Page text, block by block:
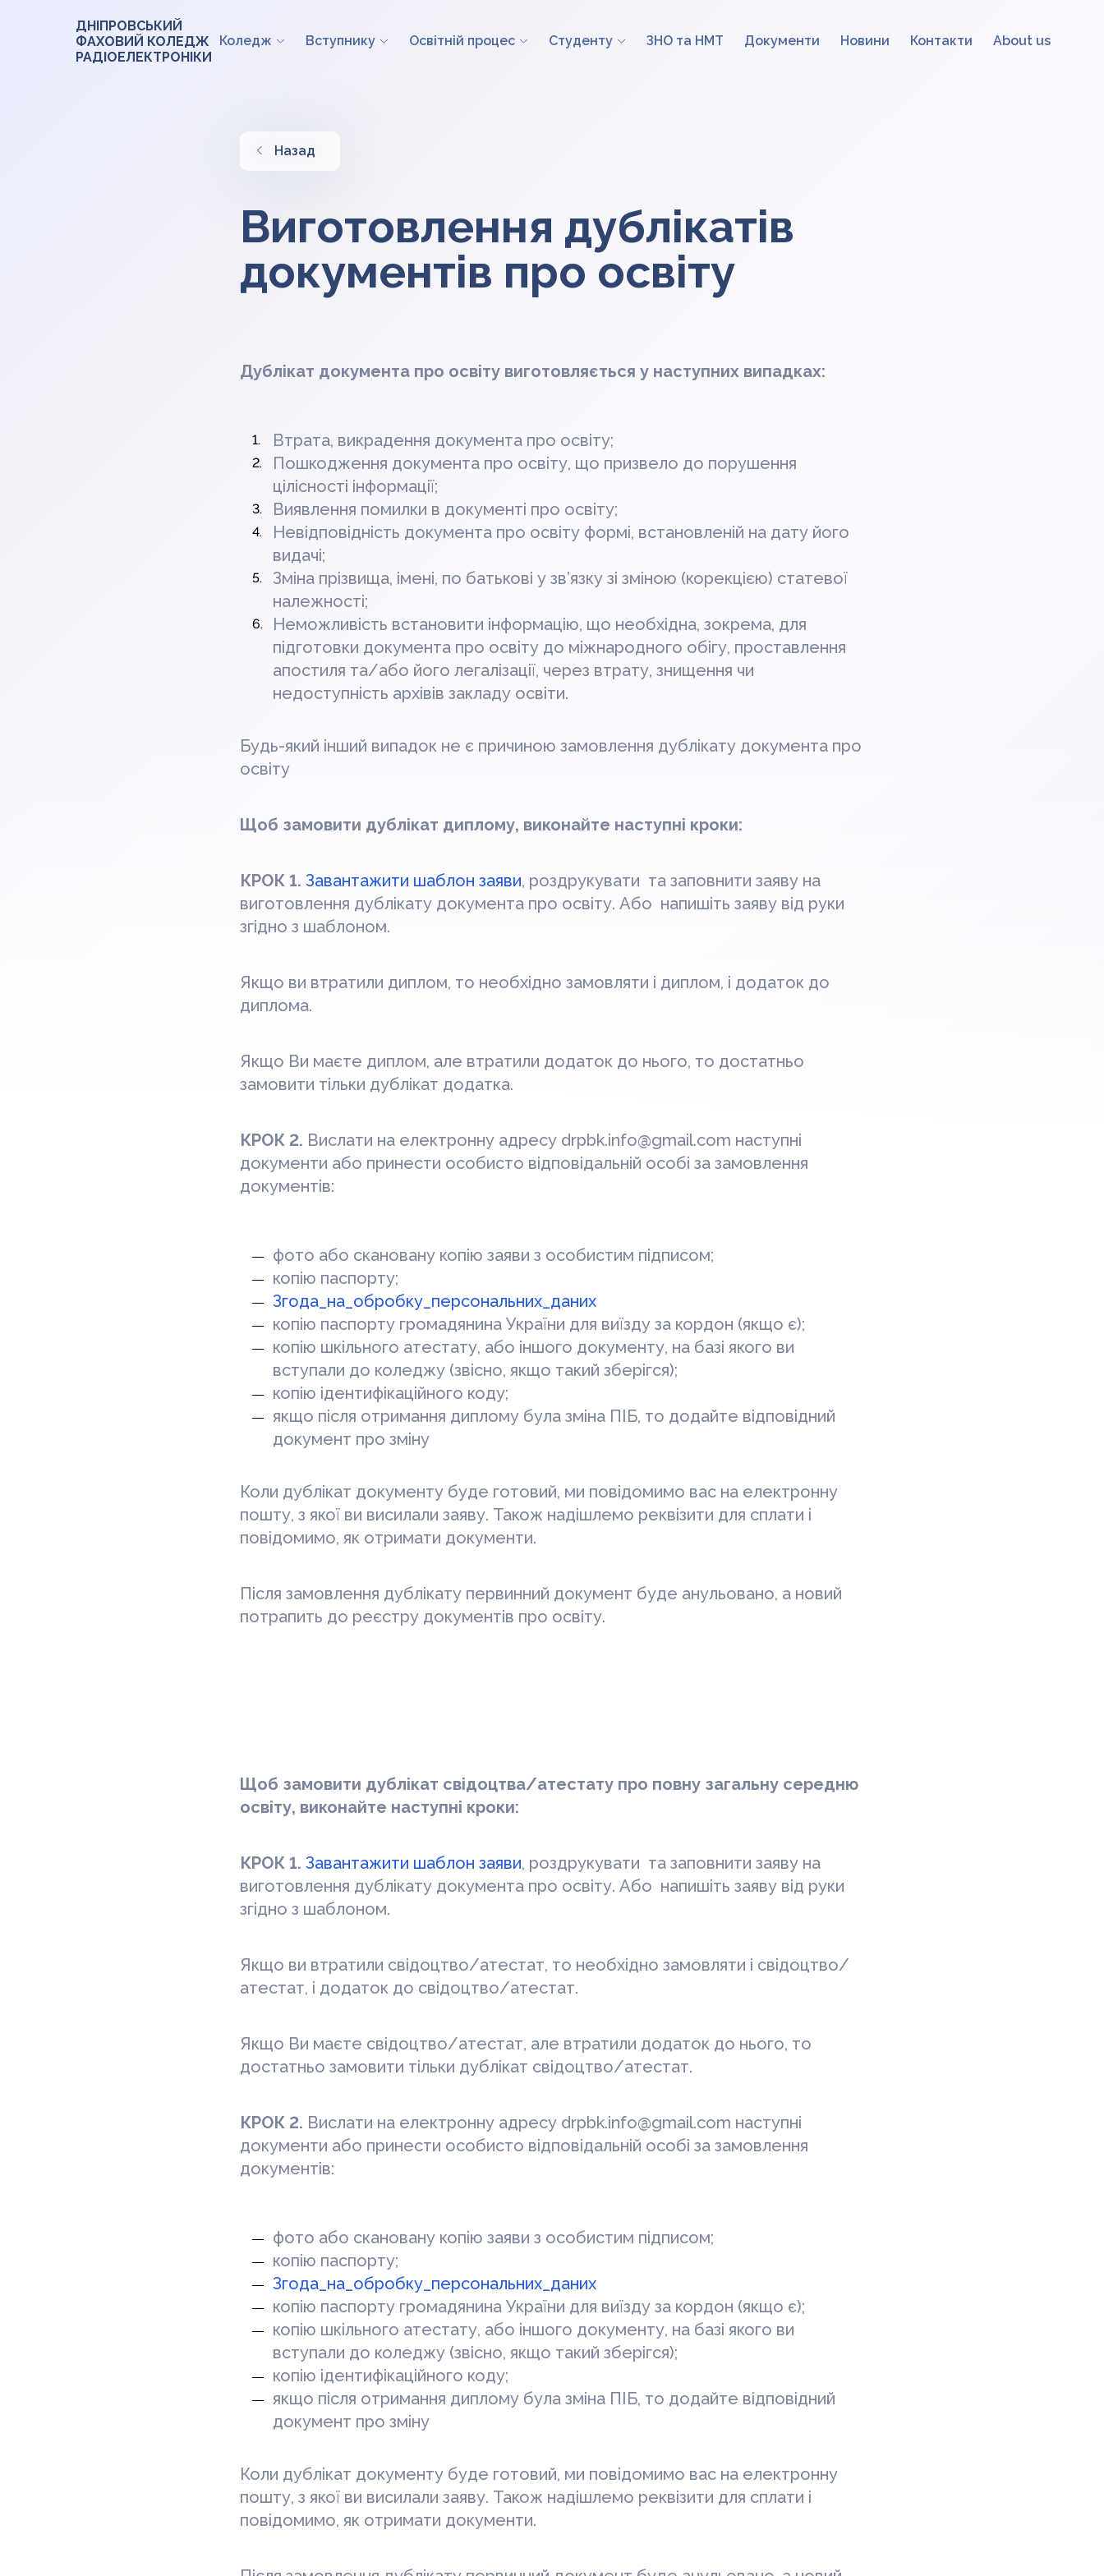
ДНІПРОВСЬКИЙ
ФАХОВИЙ КОЛЕДЖ
РАДІОЕЛЕКТРОНІКИ
Коледж Вступнику Освітній процес Студенту ЗНО та НМТ Документи Новини Контакти About us
Назад
Виготовлення дублікатів
документів про освіту
Дублікат документа про освіту виготовляється у наступних випадках:
Втрата, викрадення документа про освіту;
Пошкодження документа про освіту, що призвело до порушення
цілісності інформації;
Виявлення помилки в документі про освіту;
Невідповідність документа про освіту формі, встановленій на дату його
видачі;
Зміна прізвища, імені, по батькові у зв’язку зі зміною (корекцією) статевої
належності;
Неможливість встановити інформацію, що необхідна, зокрема, для
підготовки документа про освіту до міжнародного обігу, проставлення
апостиля та/або його легалізації, через втрату, знищення чи
недоступність архівів закладу освіти.
Будь-який інший випадок не є причиною замовлення дублікату документа про
освіту
Щоб замовити дублікат диплому, виконайте наступні кроки:
КРОК 1. Завантажити шаблон заяви, роздрукувати та заповнити заяву на
виготовлення дублікату документа про освіту. Або напишіть заяву від руки
згідно з шаблоном.
Якщо ви втратили диплом, то необхідно замовляти і диплом, і додаток до
диплома.
Якщо Ви маєте диплом, але втратили додаток до нього, то достатньо
замовити тільки дублікат додатка.
КРОК 2. Вислати на електронну адресу drpbk.info@gmail.com наступні
документи або принести особисто відповідальній особі за замовлення
документів:
фото або скановану копію заяви з особистим підписом;
копію паспорту;
Згода_на_обробку_персональних_даних
копію паспорту громадянина України для виїзду за кордон (якщо є);
копію шкільного атестату, або іншого документу, на базі якого ви
вступали до коледжу (звісно, якщо такий зберігся);
копію ідентифікаційного коду;
якщо після отримання диплому була зміна ПІБ, то додайте відповідний
документ про зміну
Коли дублікат документу буде готовий, ми повідомимо вас на електронну
пошту, з якої ви висилали заяву. Також надішлемо реквізити для сплати і
повідомимо, як отримати документи.
Після замовлення дублікату первинний документ буде анульовано, а новий
потрапить до реєстру документів про освіту.
Щоб замовити дублікат свідоцтва/атестату про повну загальну середню
освіту, виконайте наступні кроки:
КРОК 1. Завантажити шаблон заяви, роздрукувати та заповнити заяву на
виготовлення дублікату документа про освіту. Або напишіть заяву від руки
згідно з шаблоном.
Якщо ви втратили свідоцтво/атестат, то необхідно замовляти і свідоцтво/
атестат, і додаток до свідоцтво/атестат.
Якщо Ви маєте свідоцтво/атестат, але втратили додаток до нього, то
достатньо замовити тільки дублікат свідоцтво/атестат.
КРОК 2. Вислати на електронну адресу drpbk.info@gmail.com наступні
документи або принести особисто відповідальній особі за замовлення
документів:
фото або скановану копію заяви з особистим підписом;
копію паспорту;
Згода_на_обробку_персональних_даних
копію паспорту громадянина України для виїзду за кордон (якщо є);
копію шкільного атестату, або іншого документу, на базі якого ви
вступали до коледжу (звісно, якщо такий зберігся);
копію ідентифікаційного коду;
якщо після отримання диплому була зміна ПІБ, то додайте відповідний
документ про зміну
Коли дублікат документу буде готовий, ми повідомимо вас на електронну
пошту, з якої ви висилали заяву. Також надішлемо реквізити для сплати і
повідомимо, як отримати документи.